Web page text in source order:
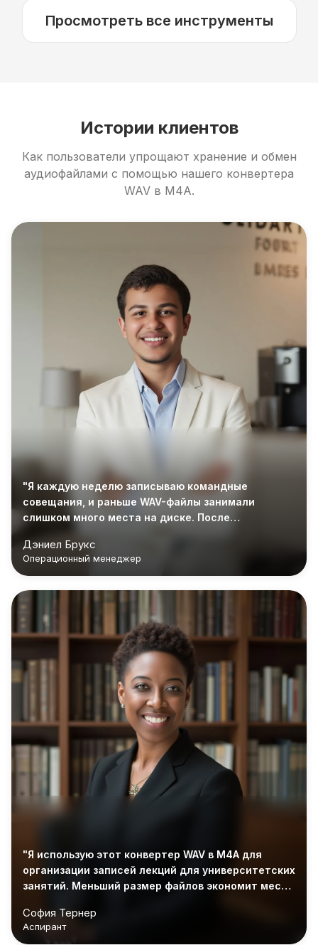
Просмотреть все инструменты
Истории клиентов
Как пользователи упрощают хранение и обмен
аудиофайлами с помощью нашего конвертера
WAV в M4A.
"Я каждую неделю записываю командные
совещания, и раньше WAV-файлы занимали
слишком много места на диске. После
быстрее, и управлять ими стало проще."
Дэниел Брукс
Операционный менеджер
"Я использую этот конвертер WAV в M4A для
организации записей лекций для университетских
занятий. Меньший размер файлов экономит место
воспроизведения."
София Тернер
Аспирант